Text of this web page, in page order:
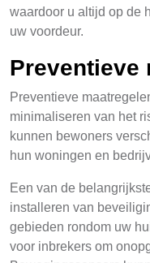
waardoor u altijd op de
uw voordeur.
Preventieve
Preventieve
minimaliseren van het
kunnen bewoners
hun woningen en
Een van de
installeren van
gebieden rondom uw
voor inbrekers om